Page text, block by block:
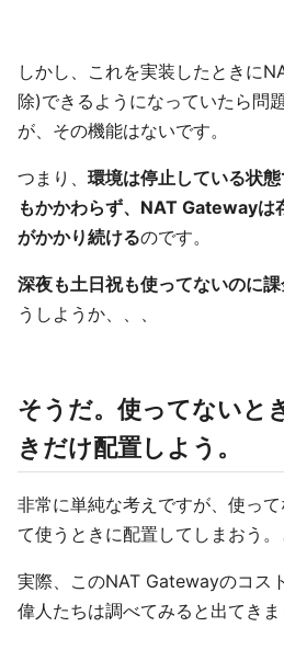
しかし、これを実装したときに
除)できるようになっていたら問
が、その機能はないです。
つまり、 環境は停止している状
もかかわらず、NAT Gatewayは
がかかり続けるのです。
深夜も土日祝も使ってないのに
うしようか、、、
そうだ。使ってないと
きだけ配置しよう。
非常に単純な考えですが、使っ
て使うときに配置してしまおう。
実際、このNAT Gatewayのコス
偉人たちは調べてみると出てきま